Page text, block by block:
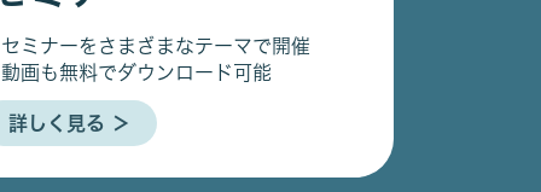
ミナーをさまざまなテーマで開催
画も無料でダウンロード可能
詳しく見る ＞